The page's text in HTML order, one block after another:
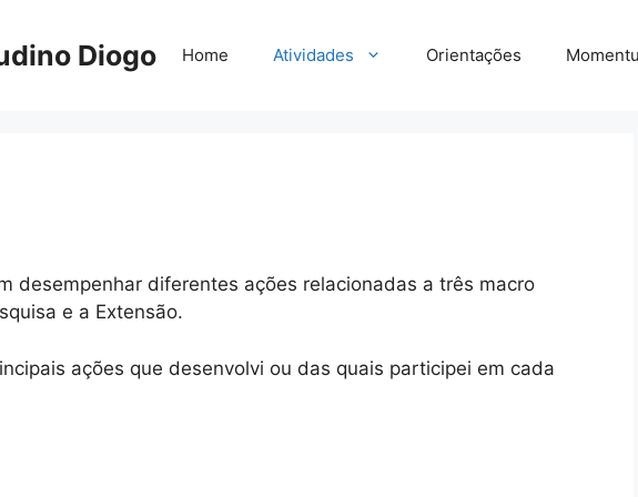
Diogo Home Atividades Orientações
desempenhar diferentes ações relacionadas a três macro
e a Extensão.
ações que desenvolvi ou das quais participei em cada